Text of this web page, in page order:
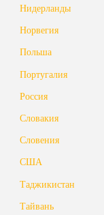
Нидерланды
Норвегия
Польша
Португалия
Россия
Словакия
Словения
США
Таджикистан
Тайвань